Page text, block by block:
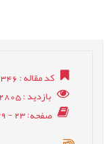
کد مقاله: 1402023142346
بازدید: 12805
صفحه: 23 - 39